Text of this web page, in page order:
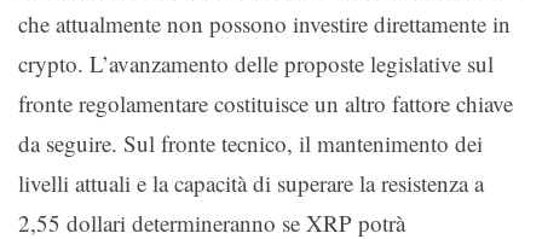
che attualmente non possono investire direttamente in
crypto. L’avanzamento delle proposte legislative sul
fronte regolamentare costituisce un altro fattore chiave
da seguire. Sul fronte tecnico, il mantenimento dei
livelli attuali e la capacità di superare la resistenza a
2,55 dollari determineranno se XRP potrà